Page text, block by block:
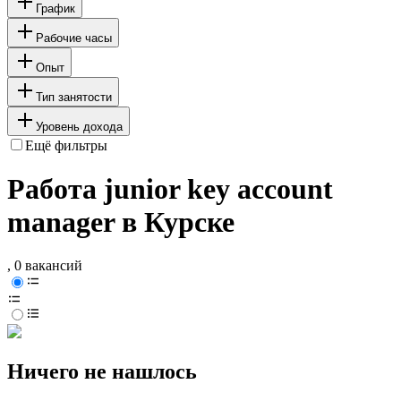
График
Рабочие часы
Опыт
Тип занятости
Уровень дохода
Ещё фильтры
Работа junior key account
manager в Курске
, 0 вакансий
Ничего не нашлось